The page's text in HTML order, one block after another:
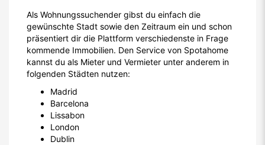
Als Wohnungssuchender gibst du einfach die
gewünschte Stadt sowie den Zeitraum ein und schon
präsentiert dir die Plattform verschiedenste in Frage
kommende Immobilien. Den Service von Spotahome
kannst du als Mieter und Vermieter unter anderem in
folgenden Städten nutzen:
Madrid
Barcelona
Lissabon
London
Dublin